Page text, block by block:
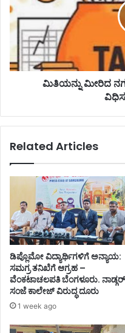
ಮಿತಿಯನ್ನು ಮೀರಿದ
Related Articles
ಡಿಪ್ಲೊಮೋ ವಿದ್ಯಾರ್ಥಿಗಳಿಗೆ ಅನ್ಯಾಯ:
ಸಮಗ್ರ ತನಿಖೆಗೆ ಆಗ್ರಹ –
ವೆಂಕಟಾಚಲಪತಿ ಬೆಂಗಳೂರು. ನಾಡ್ಗರ್
ಸಂಜೆ ಕಾಲೇಜ್ ವಿರುದ್ಧ ದೂರು
1 week ago